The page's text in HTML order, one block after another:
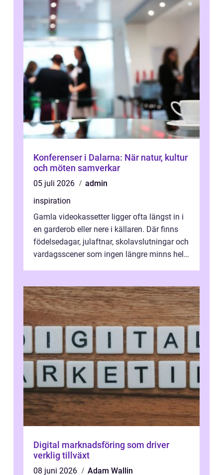
Konferenser i Dalarna: När natur, kultur
och möten samverkar
05 juli 2026
admin
inspiration
Gamla videokassetter ligger ofta längst in i
en garderob eller nere i källaren. Där finns
födelsedagar, julaftnar, skolavslutningar och
vardagsscener som ingen längre minns helt.
Digital marknadsföring som driver
verklig tillväxt
08 juni 2026
Adam Wallin